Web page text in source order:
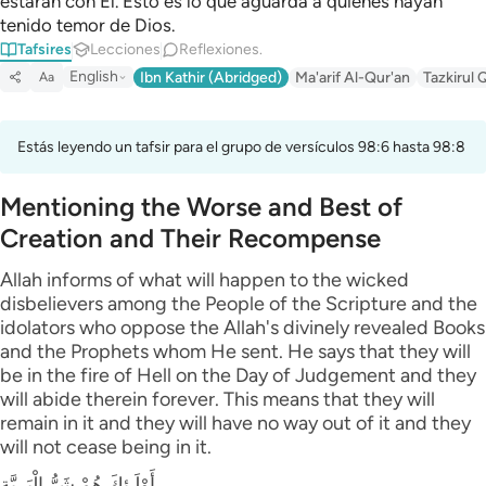
tenido temor de Dios.
Tafsires Lecciones Reflexiones.
Aa English Ibn Kathir (Abridged) Ma'arif Al-Qur'an Tazkirul
Estás leyendo un tafsir para el grupo de versículos 98:6 hasta 98:8
Mentioning the Worse and Best of
Creation and Their Recompense
Allah informs of what will happen to the wicked
disbelievers among the People of the Scripture and the
idolators who oppose the Allah's divinely revealed Books
and the Prophets whom He sent. He says that they will
be in the fire of Hell on the Day of Judgement and they
will abide therein forever. This means that they will
remain in it and they will have no way out of it and they
will not cease being in it.